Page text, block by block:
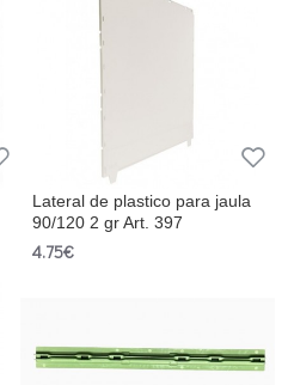
Lateral de plastico para jaula
90/120 2 gr Art. 397
4.75€